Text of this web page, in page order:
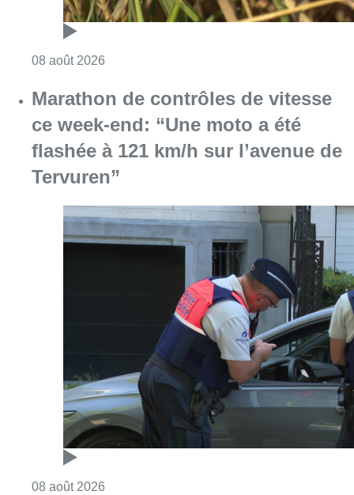
08 août 2026
Marathon de contrôles de vitesse
ce week-end: “Une moto a été
flashée à 121 km/h sur l’avenue de
Tervuren”
08 août 2026